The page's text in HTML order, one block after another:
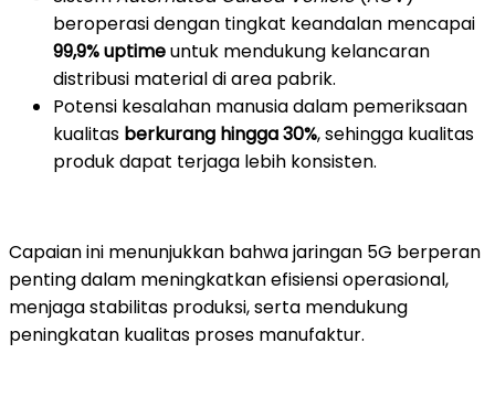
beroperasi dengan tingkat keandalan mencapai
99,9% uptimeuntuk mendukung kelancaran
distribusi material di area pabrik.
Potensi kesalahan manusia dalam pemeriksaan
kualitas berkurang hingga 30%, sehingga kualitas
produk dapat terjaga lebih konsisten.
Capaian ini menunjukkan bahwa jaringan 5G berperan
penting dalam meningkatkan efisiensi operasional,
menjaga stabilitas produksi, serta mendukung
peningkatan kualitas proses manufaktur.